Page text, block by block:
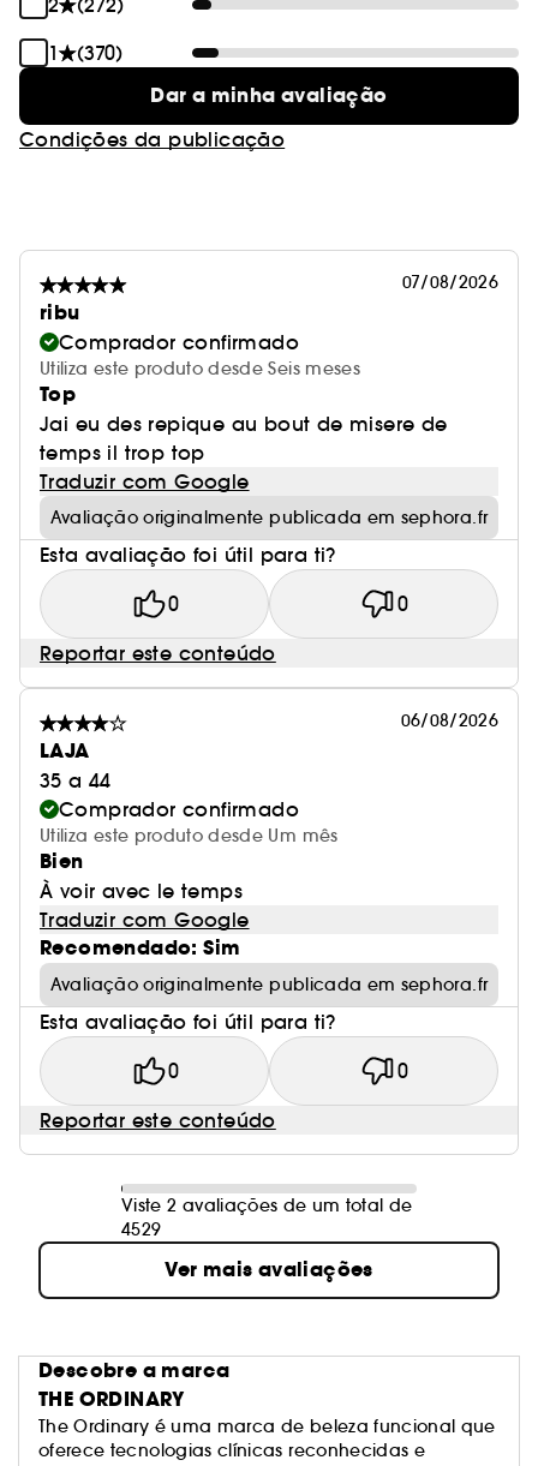
2
(272)
1
(370)
Dar a minha avaliação
Condições da publicação
07/08/2026
ribu
Comprador confirmado
Utiliza este produto desde Seis meses
Top
Jai eu des repique au bout de misere de
temps il trop top
Traduzir com Google
Avaliação originalmente publicada em sephora.fr
Esta avaliação foi útil para ti?
0 0
Reportar este conteúdo
06/08/2026
LAJA
35 a 44
Comprador confirmado
Utiliza este produto desde Um mês
Bien
À voir avec le temps
Traduzir com Google
Recomendado: Sim
Avaliação originalmente publicada em sephora.fr
Esta avaliação foi útil para ti?
0 0
Reportar este conteúdo
Viste 2 avaliações de um total de
4529
Ver mais avaliações
Descobre a marca
THE ORDINARY
The Ordinary é uma marca de beleza funcional que
oferece tecnologias clínicas reconhecidas e